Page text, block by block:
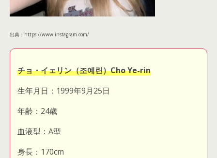
出典：https://www.instagram.com/
チョ・イェリン（조예린）Cho Ye-rin
生年月日：1999年9月25日
年齢：24歳
血液型：A型
身長：170cm